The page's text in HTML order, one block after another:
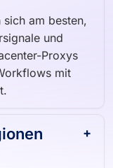
am besten,
und
Proxys
mit